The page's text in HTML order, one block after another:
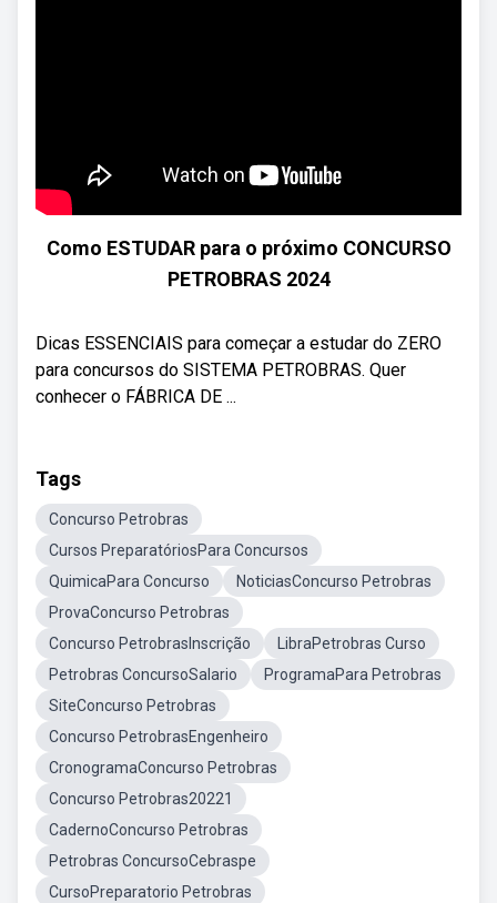
Como ESTUDAR para o próximo CONCURSO
PETROBRAS 2024
Dicas ESSENCIAIS para começar a estudar do ZERO
para concursos do SISTEMA PETROBRAS. Quer
conhecer o FÁBRICA DE ...
Tags
Concurso Petrobras
Cursos PreparatóriosPara Concursos
QuimicaPara Concurso
NoticiasConcurso Petrobras
ProvaConcurso Petrobras
Concurso PetrobrasInscrição
LibraPetrobras Curso
Petrobras ConcursoSalario
ProgramaPara Petrobras
SiteConcurso Petrobras
Concurso PetrobrasEngenheiro
CronogramaConcurso Petrobras
Concurso Petrobras20221
CadernoConcurso Petrobras
Petrobras ConcursoCebraspe
CursoPreparatorio Petrobras